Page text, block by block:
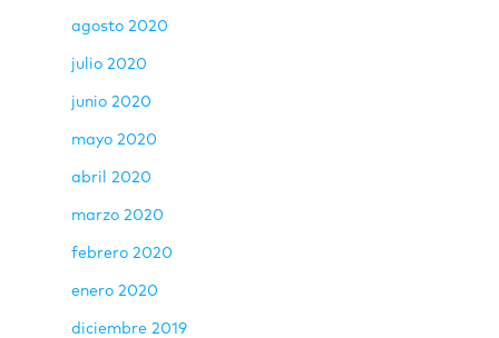
agosto 2020
julio 2020
junio 2020
mayo 2020
abril 2020
marzo 2020
febrero 2020
enero 2020
diciembre 2019